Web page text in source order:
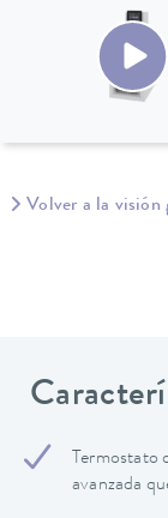
Volver a la visión
Termostato
avanzada